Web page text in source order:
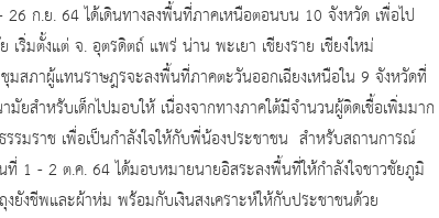
ก.ย. 64 ได้เดินทางลงพื้นที่ภาคเหนือตอนบน 10 จังหวัด เพื่อไป
มตั้งแต่ จ. อุตรดิตถ์ แพร่ น่าน พะเยา เชียงราย เชียงใหม่
สภาผู้แทนราษฎรจะลงพื้นที่ภาคตะวันออกเฉียงเหนือใน 9 จังหวัดที่
สำหรับเด็กไปมอบให้ เนื่องจากทางภาคใต้มีจำนวนผู้ติดเชื้อเพิ่มมาก
รมราช เพื่อเป็นกำลังใจให้กับพี่น้องประชาชน สำหรับสถานการณ์
1 - 2 ต.ค. 64 ได้มอบหมายนายอิสระลงพื้นที่ให้กำลังใจชาวชัยภูมิ
งชีพและผ้าห่ม พร้อมกับเงินสงเคราะห์ให้กับประชาชนด้วย